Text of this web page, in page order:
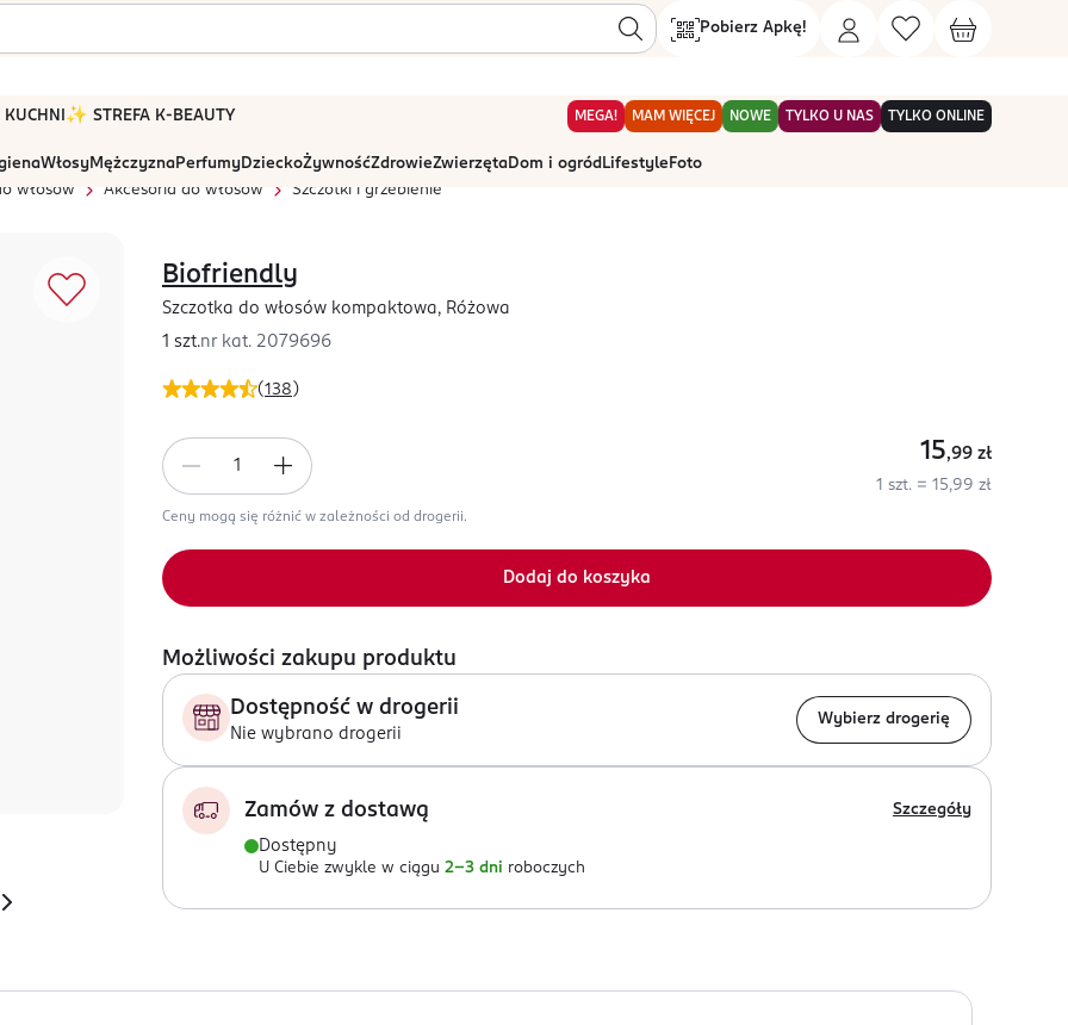
Pobierz Apkę!
KUCHNI ✨ STREFA K-BEAUTY MEGA! MAM WIĘCEJ NOWE TYLKO U NAS TYLKO ONLINE
WłosyMężczyznaPerfumyDzieckoŻywnośćZdrowieZwierzętaDom i ogród Lifestyle Foto
włosów
Akcesoria do włosów Szczotki i grzebienie
(138 )
Biofriendly
Szczotka do włosów kompaktowa, Różowa
1 szt.nr kat. 2079696
15,99 zł
1 szt. = 15,99 zł
Ceny mogą się różnić w zależności od drogerii.
Dodaj do koszyka
Możliwości zakupu produktu
Dostępność w drogerii
Nie wybrano drogerii
Wybierz drogerię
Zamów z dostawą Szczegóły
Dostępny
U Ciebie zwykle w ciągu 2-3 dni roboczych